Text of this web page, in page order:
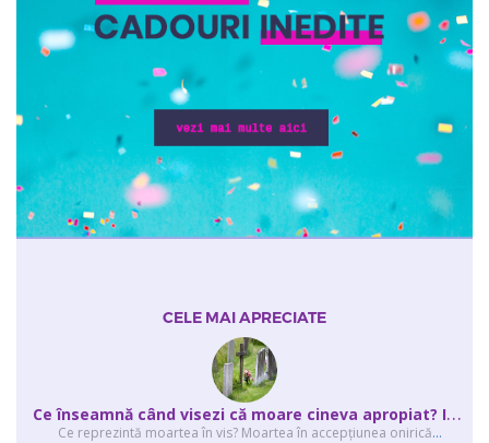
CELE MAI APRECIATE
C
e înseamnă când visezi că moare cineva apropiat? Interpretarea visului în ...
Ce reprezintă moartea în vis? Moartea în accepţiunea onirică...